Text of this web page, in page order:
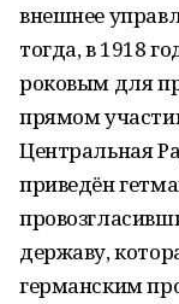
внешнее
тогда, в 1918
роковым для
прямом
Центральная
приведён
державу,
германским